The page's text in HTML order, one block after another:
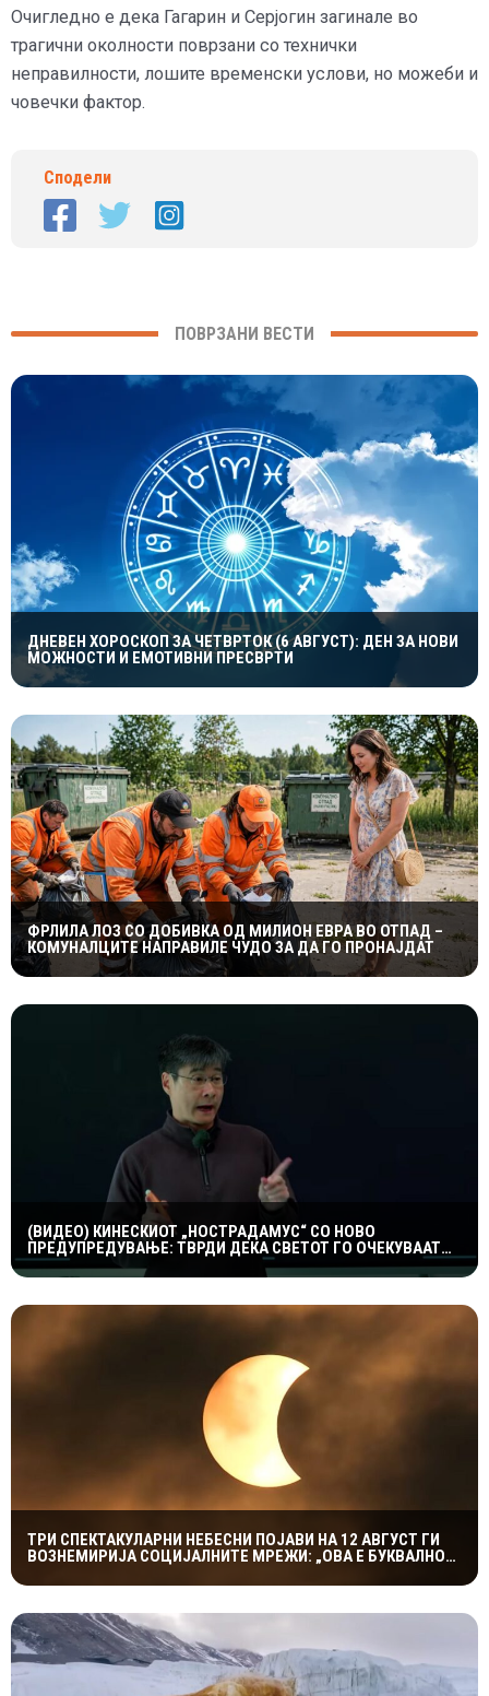
Очигледно е дека Гагарин и Серјогин загинале во
трагични околности поврзани со технички
неправилности, лошите временски услови, но можеби и
човечки фактор.
Сподели
ПОВРЗАНИ ВЕСТИ
ДНЕВЕН ХОРОСКОП ЗА ЧЕТВРТОК (6 АВГУСТ): ДЕН ЗА НОВИ
МОЖНОСТИ И ЕМОТИВНИ ПРЕСВРТИ
ФРЛИЛА ЛОЗ СО ДОБИВКА ОД МИЛИОН ЕВРА ВО ОТПАД –
КОМУНАЛЦИТЕ НАПРАВИЛЕ ЧУДО ЗА ДА ГО ПРОНАЈДАТ
(ВИДЕО) КИНЕСКИОТ „НОСТРАДАМУС“ СО НОВО
ПРЕДУПРЕДУВАЊЕ: ТВРДИ ДЕКА СВЕТОТ ГО ОЧЕКУВААТ
ДРАМАТИЧНИ ГЕОПОЛИТИЧКИ ПРОМЕНИ
ТРИ СПЕКТАКУЛАРНИ НЕБЕСНИ ПОЈАВИ НА 12 АВГУСТ ГИ
ВОЗНЕМИРИЈА СОЦИЈАЛНИТЕ МРЕЖИ: „ОВА Е БУКВАЛНО